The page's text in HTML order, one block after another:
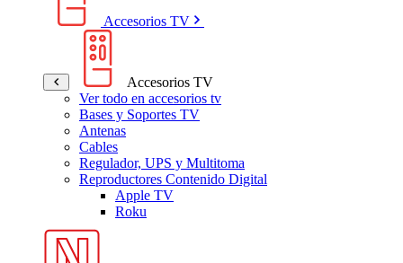
Accesorios TV
Accesorios TV
Ver todo en accesorios tv
Bases y Soportes TV
Antenas
Cables
Regulador, UPS y Multitoma
Reproductores Contenido Digital
Apple TV
Roku